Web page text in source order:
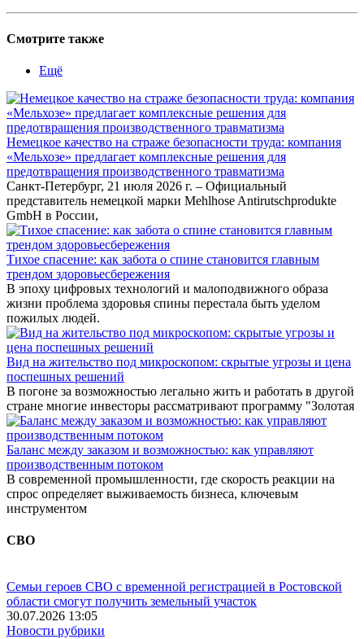
Смотрите также
Ещё
Немецкое качество на страже безопасности труда: компания
«Мельхозе» предлагает комплексные решения для
предотвращения производственного травматизма
Санкт-Петербург, 21 июля 2026 г. – Официальный
представитель немецкой марки Mehlhose Antirutschprodukte
GmbH в России,
Тихое спасение: как забота о спине становится главным
трендом здоровьесбережения
В эпоху цифровых технологий и малоподвижного образа
жизни проблема здоровья спины перестала быть уделом
пожилых людей.
Вид на жительство под микроскопом: скрытые угрозы и цена
поспешных решений
В погоне за возможностью легально жить и работать в другой
стране многие инвесторы рассматривают программу "Золотая
Баланс между заказом и возможностью: как управляют
производственным потоком
В современной промышленности, где скорость реакции на
спрос определяет выживаемость бизнеса, ключевым
инструментом
СВО
Семьи героев СВО с временной регистрацией в Ростовской
области смогут получить земельный участок
30.07.2026 13:05
Новости рубрики